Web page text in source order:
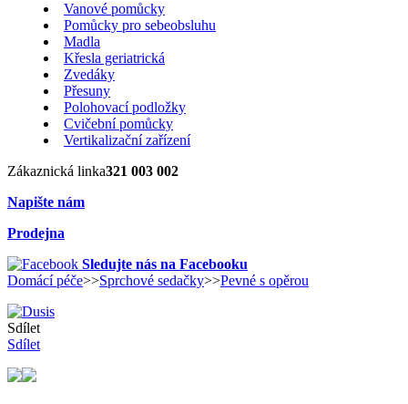
Vanové pomůcky
Pomůcky pro sebeobsluhu
Madla
Křesla geriatrická
Zvedáky
Přesuny
Polohovací podložky
Cvičební pomůcky
Vertikalizační zařízení
Zákaznická linka321 003 002
Napište nám
Prodejna
Sledujte nás na Facebooku
Domácí péče>>Sprchové sedačky>>Pevné s opěrou
Sdílet
Sdílet